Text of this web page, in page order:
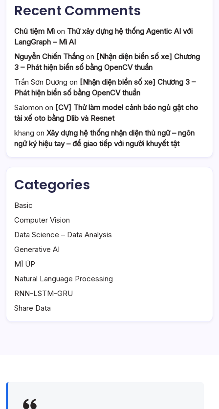
Recent Comments
Chủ tiệm Mì on Thử xây dựng hệ thống Agentic AI với
LangGraph – Mì AI
Nguyễn Chiến Thắng on [Nhận diện biển số xe] Chương
3 – Phát hiện biển số bằng OpenCV thuần
Trần Sơn Dương on [Nhận diện biển số xe] Chương 3 –
Phát hiện biển số bằng OpenCV thuần
Salomon on [CV] Thử làm model cảnh báo ngủ gật cho
tài xế oto bằng Dlib và Resnet
khang on Xây dựng hệ thống nhận diện thủ ngữ – ngôn
ngữ ký hiệu tay – để giao tiếp với người khuyết tật
Categories
Basic
Computer Vision
Data Science – Data Analysis
Generative AI
MÌ ÚP
Natural Language Processing
RNN-LSTM-GRU
Share Data